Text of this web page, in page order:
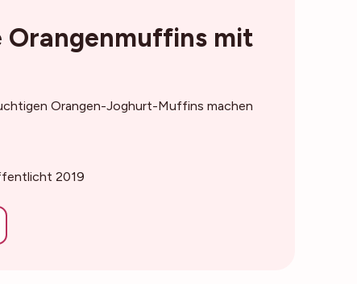
mit
Orangen-Joghurt-Muffins machen
2019